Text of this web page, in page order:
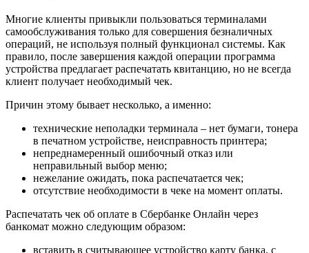
Многие клиенты привыкли пользоваться терминалами
самообслуживания только для совершения безналичных
операций, не используя полный функционал системы. Как
правило, после завершения каждой операции программа
устройства предлагает распечатать квитанцию, но не всегда
клиент получает необходимый чек.
Причин этому бывает несколько, а именно:
технические неполадки терминала – нет бумаги, тонера
в печатном устройстве, неисправность принтера;
непреднамеренный ошибочный отказ или
неправильный выбор меню;
нежелание ожидать, пока распечатается чек;
отсутствие необходимости в чеке на момент оплаты.
Распечатать чек об оплате в Сбербанке Онлайн через
банкомат можно следующим образом:
вставить в считывающее устройство карту банка, с